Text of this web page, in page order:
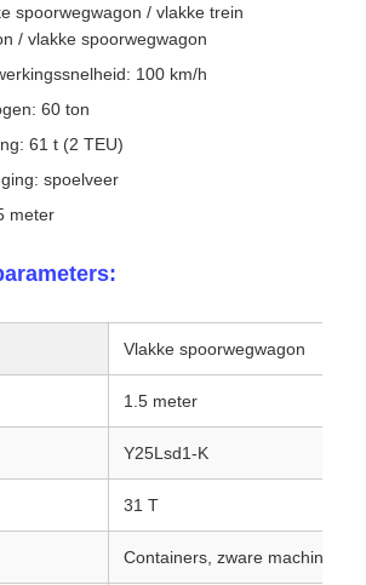
spoorwegwagon / vlakke trein
/ vlakke spoorwegwagon
100 km/h
60 ton
61 t (2 TEU)
spoelveer
meter
Vlakke spoorwegwagon
1.5 meter
Y25Lsd1-K
31 T
Containers, zware machines